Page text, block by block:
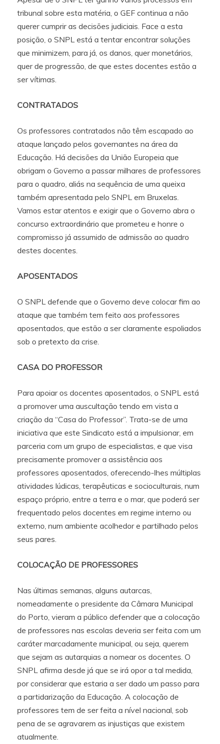
tribunal sobre esta matéria, o GEF continua a não
querer cumprir as decisões judiciais. Face a esta
posição, o SNPL está a tentar encontrar soluções
que minimizem, para já, os danos, quer monetários,
quer de progressão, de que estes docentes estão a
ser vítimas.
CONTRATADOS
Os professores contratados não têm escapado ao
ataque lançado pelos governantes na área da
Educação. Há decisões da União Europeia que
obrigam o Governo a passar milhares de professores
para o quadro, aliás na sequência de uma queixa
também apresentada pelo SNPL em Bruxelas.
Vamos estar atentos e exigir que o Governo abra o
concurso extraordinário que prometeu e honre o
compromisso já assumido de admissão ao quadro
destes docentes.
APOSENTADOS
O SNPL defende que o Governo deve colocar fim ao
ataque que também tem feito aos professores
aposentados, que estão a ser claramente espoliados
sob o pretexto da crise.
CASA DO PROFESSOR
Para apoiar os docentes aposentados, o SNPL está
a promover uma auscultação tendo em vista a
criação da “Casa do Professor”. Trata-se de uma
iniciativa que este Sindicato está a impulsionar, em
parceria com um grupo de especialistas, e que visa
precisamente promover a assistência aos
professores aposentados, oferecendo-lhes múltiplas
atividades lúdicas, terapêuticas e socioculturais, num
espaço próprio, entre a terra e o mar, que poderá ser
frequentado pelos docentes em regime interno ou
externo, num ambiente acolhedor e partilhado pelos
seus pares.
COLOCAÇÃO DE PROFESSORES
Nas últimas semanas, alguns autarcas,
nomeadamente o presidente da Câmara Municipal
do Porto, vieram a público defender que a colocação
de professores nas escolas deveria ser feita com um
caráter marcadamente municipal, ou seja, querem
que sejam as autarquias a nomear os docentes. O
SNPL afirma desde já que se irá opor a tal medida,
por considerar que estaria a ser dado um passo para
a partidarização da Educação. A colocação de
professores tem de ser feita a nível nacional, sob
pena de se agravarem as injustiças que existem
atualmente.